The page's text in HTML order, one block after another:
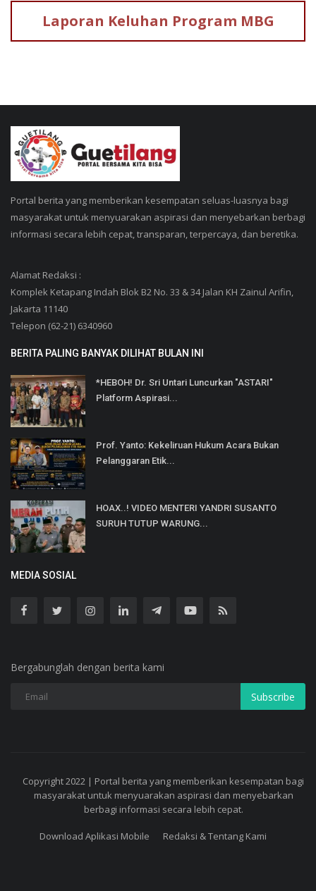
Laporan Keluhan Program MBG
Portal berita yang memberikan kesempatan seluas-luasnya bagi
masyarakat untuk menyuarakan aspirasi dan menyebarkan berbagi
informasi secara lebih cepat, transparan, terpercaya, dan beretika.
Alamat Redaksi :
Komplek Ketapang Indah Blok B2 No. 33 & 34 Jalan KH Zainul Arifin,
Jakarta 11140
Telepon (62-21) 6340960
BERITA PALING BANYAK DILIHAT BULAN INI
*HEBOH! Dr. Sri Untari Luncurkan "ASTARI"
Platform Aspirasi...
Prof. Yanto: Kekeliruan Hukum Acara Bukan
Pelanggaran Etik...
HOAX..! VIDEO MENTERI YANDRI SUSANTO
SURUH TUTUP WARUNG...
MEDIA SOSIAL
Bergabunglah dengan berita kami
Subscribe
Copyright 2022 | Portal berita yang memberikan kesempatan bagi
masyarakat untuk menyuarakan aspirasi dan menyebarkan
berbagi informasi secara lebih cepat.
Download Aplikasi Mobile Redaksi & Tentang Kami